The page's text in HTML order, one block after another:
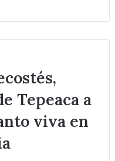
Tepeaca a
viva en